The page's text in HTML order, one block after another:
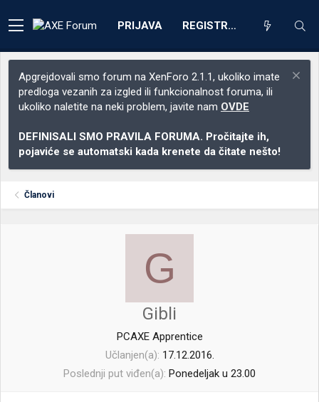
PRIJAVA REGISTRACIJA
Apgrejdovali smo forum na XenForo 2.1.1, ukoliko imate
predloga vezanih za izgled ili funkcionalnost foruma, ili
ukoliko naletite na neki problem, javite nam OVDE
DEFINISALI SMO PRAVILA FORUMA. Pročitajte ih,
pojaviće se automatski kada krenete da čitate nešto!
Članovi
G
Gibli
PCAXE Apprentice
Učlanjen(a) 17.12.2016.
Poslednji put viđen(a) Ponedeljak u 23.00